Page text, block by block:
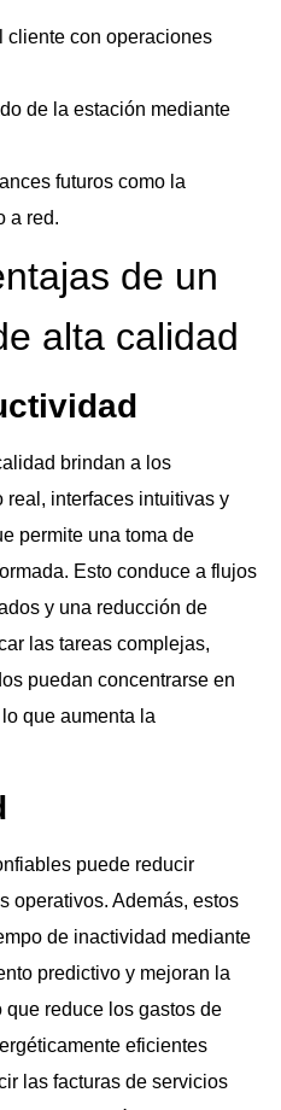
cliente con operaciones
de la estación mediante
futuros como la
a red.
de un
alta calidad
brindan a los
real, interfaces intuitivas y
permite una toma de
Esto conduce a flujos
y una reducción de
las tareas complejas,
puedan concentrarse en
que aumenta la
puede reducir
operativos. Además, estos
de inactividad mediante
predictivo y mejoran la
reduce los gastos de
eficientes
las facturas de servicios